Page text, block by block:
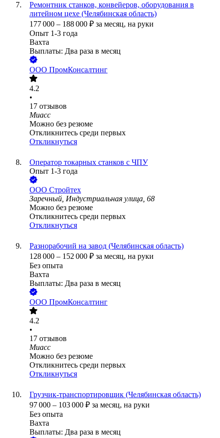
Ремонтник станков, конвейеров, оборудования в
литейном цехе (Челябинская область)
177 000 – 188 000 ₽ за месяц, на руки
Опыт 1-3 года
Вахта
Выплаты: Два раза в месяц
ООО ПромКонсалтинг
4.2
•
17 отзывов
Миасс
Можно без резюме
Откликнитесь среди первых
Откликнуться
Оператор токарных станков с ЧПУ
Опыт 1-3 года
ООО Стройтех
Заречный, Индустриальная улица, 68
Можно без резюме
Откликнитесь среди первых
Откликнуться
Разнорабочий на завод (Челябинская область)
128 000 – 152 000 ₽ за месяц, на руки
Без опыта
Вахта
Выплаты: Два раза в месяц
ООО ПромКонсалтинг
4.2
•
17 отзывов
Миасс
Можно без резюме
Откликнитесь среди первых
Откликнуться
Грузчик-транспортировщик (Челябинская область)
97 000 – 103 000 ₽ за месяц, на руки
Без опыта
Вахта
Выплаты: Два раза в месяц